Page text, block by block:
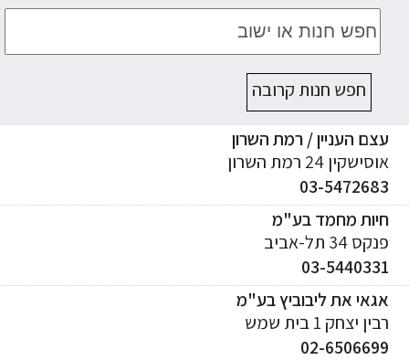
חפש חנות קרובה
העניין / רמת השרון
24 רמת השרון
03-
מחמד בע"מ
34 תל-אביב
03-
את ליבוביץ בע"מ
יצחק 1 בית שמש
02-